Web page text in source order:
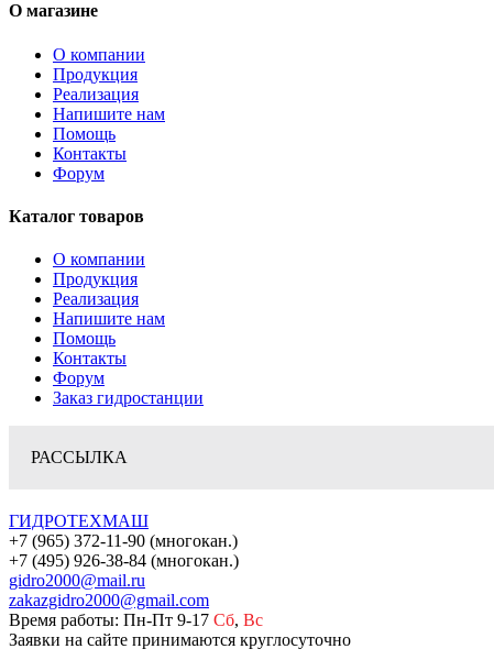
О магазине
О компании
Продукция
Реализация
Напишите нам
Помощь
Контакты
Форум
Каталог товаров
О компании
Продукция
Реализация
Напишите нам
Помощь
Контакты
Форум
Заказ гидростанции
РАССЫЛКА
ГИДРОТЕХМАШ
+7 (965) 372-11-90 (многокан.)
+7 (495) 926-38-84 (многокан.)
gidro2000@mail.ru
zakazgidro2000@gmail.com
Время работы: Пн-Пт 9-17 Сб, Вс
Заявки на сайте принимаются круглосуточно